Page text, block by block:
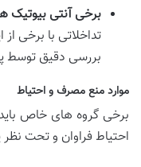
برخی آنتی بیوتیک
تداخلاتی با برخی
بررسی دقیق توسط
موارد منع مصرف و احتیاط
برخی گروه های خاص باید
احتیاط فراوان و تحت